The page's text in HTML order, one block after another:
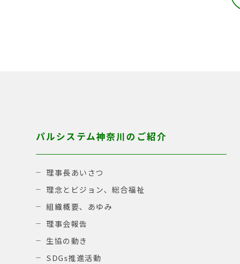
パルシステム神奈川のご紹介
理事長あいさつ
理念とビジョン、総合福祉
組織概要、あゆみ
理事会報告
生協の動き
SDGs推進活動